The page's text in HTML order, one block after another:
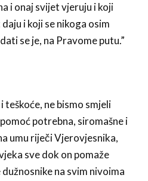
i onaj svijet vjeruju i koji
i koji se nikoga osim
se je, na Pravome putu.”
teškoće, ne bismo smjeli
potrebna, siromašne i
umu riječi Vjerovjesnika,
sve dok on pomaže
na svim nivoima